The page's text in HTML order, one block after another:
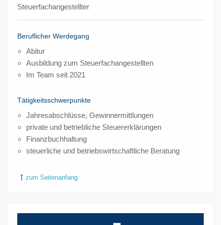
Steuerfachangestellter
Beruflicher Werdegang
Abitur
Ausbildung zum Steuerfachangestellten
Im Team seit 2021
Tätigkeitsschwerpunkte
Jahresabschlüsse, Gewinnermittlungen
private und betriebliche Steuererklärungen
Finanzbuchhaltung
steuerliche und betriebswirtschaftliche Beratung
zum Seitenanfang